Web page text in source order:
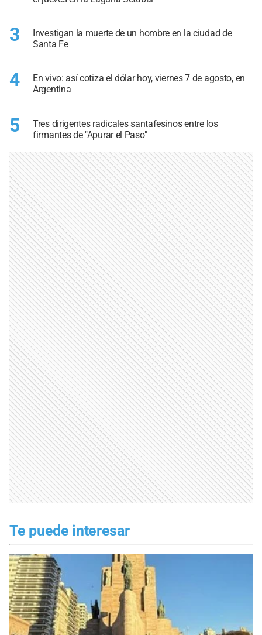
3
Investigan la muerte de un hombre en la ciudad de
Santa Fe
4
En vivo: así cotiza el dólar hoy, viernes 7 de agosto, en
Argentina
5
Tres dirigentes radicales santafesinos entre los
firmantes de "Apurar el Paso"
Te puede interesar